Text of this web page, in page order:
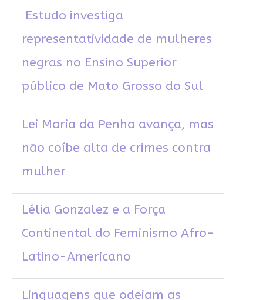
Estudo investiga
representatividade de mulheres
negras no Ensino Superior
público de Mato Grosso do Sul
Lei Maria da Penha avança, mas
não coíbe alta de crimes contra
mulher
Lélia Gonzalez e a Força
Continental do Feminismo Afro-
Latino-Americano
Linguagens que odeiam as